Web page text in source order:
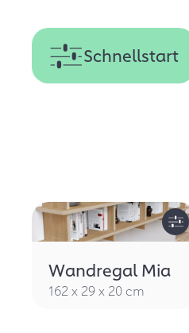
Schnellstart
Wandregal Mia
162 x 29 x 20 cm